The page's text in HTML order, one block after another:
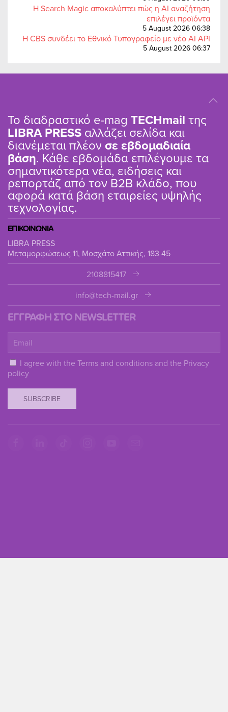
Η Search Magic αποκαλύπτει πώς η AI αναζήτηση
επιλέγει προϊόντα
5 August 2026 06:38
Η CBS συνδέει το Εθνικό Τυπογραφείο με νέο AI API
5 August 2026 06:37
Το διαδραστικό e-mag TΕCHmail της
LIBRA PRESS αλλάζει σελίδα και
διανέμεται πλέον σε εβδομαδιαία
βάση. Κάθε εβδομάδα επιλέγουμε τα
σημαντικότερα νέα, ειδήσεις και
ρεπορτάζ από τον B2B κλάδο, που
αφορά κατά βάση εταιρείες υψηλής
τεχνολογίας.
ΕΠΙΚΟΙΝΩΝΙΑ
LIBRA PRESS
Μεταμορφώσεως 11, Μοσχάτο Αττικής, 183 45
2108815417
info@tech-mail.gr
ΕΓΓΡΑΦΗ ΣΤΟ NEWSLETTER
I agree with the Terms and conditions and the Privacy
policy
SUBSCRIBE